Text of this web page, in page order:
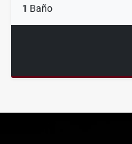
1 Baño